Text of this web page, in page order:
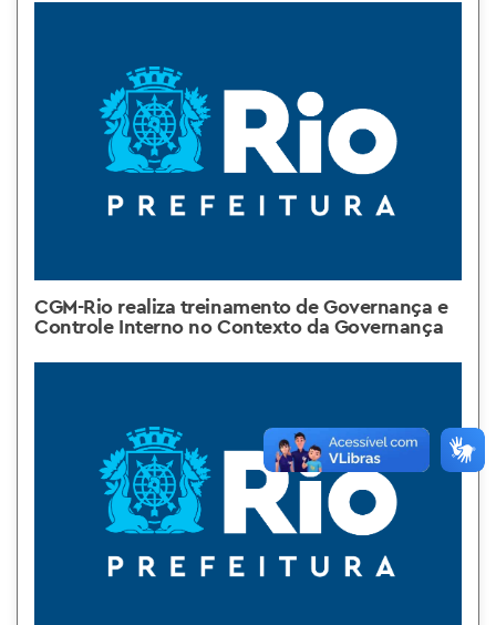
CGM-Rio realiza treinamento de Governança e
Controle Interno no Contexto da Governança